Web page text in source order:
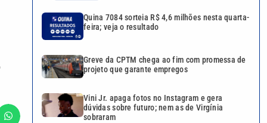
Quina 7084 sorteia R$ 4,6 milhões nesta quarta-
feira; veja o resultado
Greve da CPTM chega ao fim com promessa de
projeto que garante empregos
Vini Jr. apaga fotos no Instagram e gera
dúvidas sobre futuro; nem as de Virgínia
sobraram